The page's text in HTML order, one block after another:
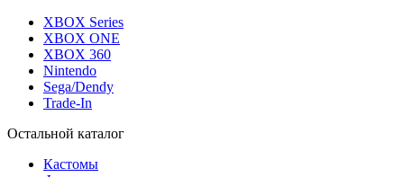
XBOX Series
XBOX ONE
XBOX 360
Nintendo
Sega/Dendy
Trade-In
Остальной каталог
Кастомы